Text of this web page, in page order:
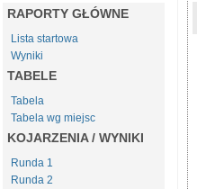
RAPORTY GŁÓWNE
Lista startowa
Wyniki
TABELE
Tabela
Tabela wg miejsc
KOJARZENIA / WYNIKI
Runda 1
Runda 2